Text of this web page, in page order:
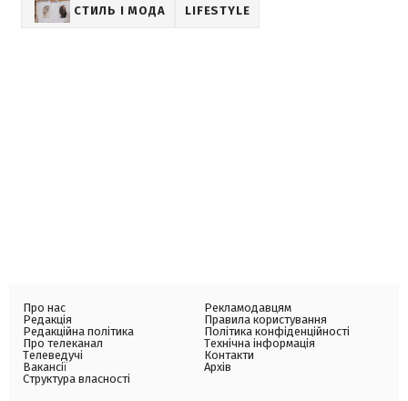
СТИЛЬ І МОДА LIFESTYLE
Про нас
Редакція
Редакційна політика
Про телеканал
Телеведучі
Вакансії
Структура власності
Рекламодавцям
Правила користування
Політика конфіденційності
Технічна інформація
Контакти
Архів